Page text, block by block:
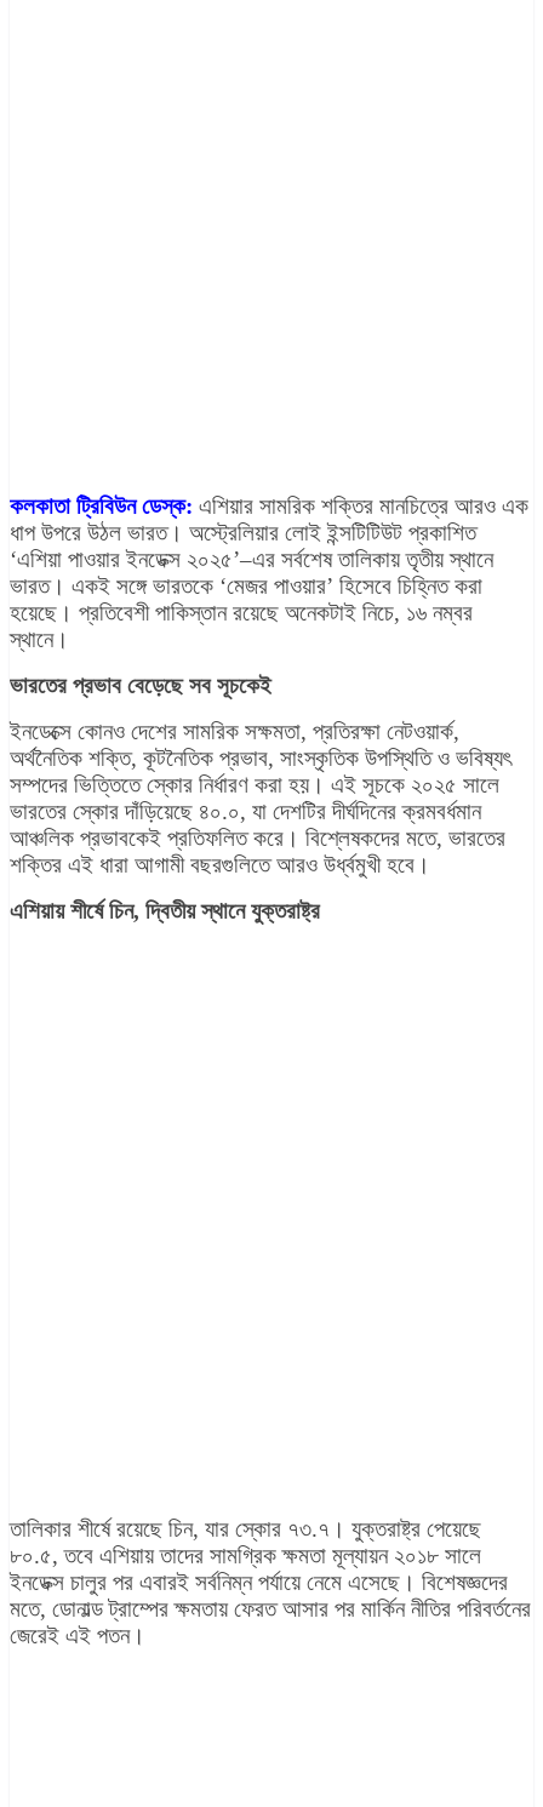
কলকাতা ট্রিবিউন ডেস্ক: এশিয়ার সামরিক শক্তির মানচিত্রে আরও এক
ধাপ উপরে উঠল ভারত। অস্ট্রেলিয়ার লোই ইন্সটিটিউট প্রকাশিত
‘এশিয়া পাওয়ার ইনডেক্স ২০২৫’–এর সর্বশেষ তালিকায় তৃতীয় স্থানে
ভারত। একই সঙ্গে ভারতকে ‘মেজর পাওয়ার’ হিসেবে চিহ্নিত করা
হয়েছে। প্রতিবেশী পাকিস্তান রয়েছে অনেকটাই নিচে, ১৬ নম্বর
স্থানে।
ভারতের প্রভাব বেড়েছে সব সূচকেই
ইনডেক্সে কোনও দেশের সামরিক সক্ষমতা, প্রতিরক্ষা নেটওয়ার্ক,
অর্থনৈতিক শক্তি, কূটনৈতিক প্রভাব, সাংস্কৃতিক উপস্থিতি ও ভবিষ্যৎ
সম্পদের ভিত্তিতে স্কোর নির্ধারণ করা হয়। এই সূচকে ২০২৫ সালে
ভারতের স্কোর দাঁড়িয়েছে ৪০.০, যা দেশটির দীর্ঘদিনের ক্রমবর্ধমান
আঞ্চলিক প্রভাবকেই প্রতিফলিত করে। বিশ্লেষকদের মতে, ভারতের
শক্তির এই ধারা আগামী বছরগুলিতে আরও উর্ধ্বমুখী হবে।
এশিয়ায় শীর্ষে চিন, দ্বিতীয় স্থানে যুক্তরাষ্ট্র
তালিকার শীর্ষে রয়েছে চিন, যার স্কোর ৭৩.৭। যুক্তরাষ্ট্র পেয়েছে
৮০.৫, তবে এশিয়ায় তাদের সামগ্রিক ক্ষমতা মূল্যায়ন ২০১৮ সালে
ইনডেক্স চালুর পর এবারই সর্বনিম্ন পর্যায়ে নেমে এসেছে। বিশেষজ্ঞদের
মতে, ডোনাল্ড ট্রাম্পের ক্ষমতায় ফেরত আসার পর মার্কিন নীতির পরিবর্তনের
জেরেই এই পতন।